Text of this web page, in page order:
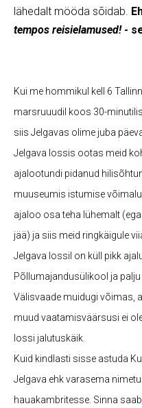
lähedalt mööda sõidab.
tempos reisielamused! -
Kui me hommikul kell 6
marsruuudil koos 30-
siis Jelgavas olime juba
Jelgava lossis ootas meid
ajalootundi pidanud
muuseumis istumise
ajaloo osa teha lühemalt
jää) ja siis meid ringkäigule
Jelgava lossil on küll pikk
Põllumajandusülikool ja
Välisvaade muidugi võimas,
muud vaatamisväärsusi ei
lossi jalutuskäik.
Kuid kindlasti sisse astuda
Jelgava ehk varasema
hauakambritesse. Sinna